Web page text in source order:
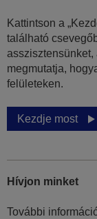
Kattintson a
található
megmutatja,
felületeken.
Kezdje most
Hívjon minket
További